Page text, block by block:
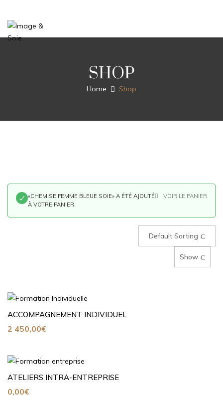
SHOP
Home Shop
VOIR LE PANIER
«CHEMISE FEMME BLEUE SOIE» A ÉTÉ AJOUTÉ
À VOTRE PANIER.
Default Sorting
Show
ACCOMPAGNEMENT INDIVIDUEL
2 450,00€
ATELIERS INTRA-ENTREPRISE
0,00€